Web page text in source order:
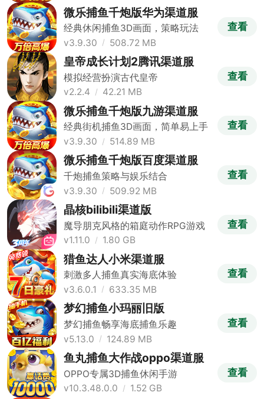
微乐捕鱼千炮版华为渠道服
经典休闲捕鱼3D画面，策略玩法
v3.9.30
508.72 MB
查看
皇帝成长计划2腾讯渠道服
模拟经营扮演古代皇帝
v2.2.4
42.21 MB
查看
微乐捕鱼千炮版九游渠道服
经典街机捕鱼3D画面，简单易上手
v3.9.30
514.89 MB
查看
微乐捕鱼千炮版百度渠道服
千炮捕鱼策略与娱乐结合
v3.9.30
509.92 MB
查看
晶核bilibili渠道版
魔导朋克风格的箱庭动作RPG游戏
v1.11.0
1.80 GB
查看
猎鱼达人小米渠道服
刺激多人捕鱼真实海底体验
v3.6.0.1
633.35 MB
查看
梦幻捕鱼小玛丽旧版
梦幻捕鱼畅享海底捕鱼乐趣
v5.13.0
124.89 MB
查看
鱼丸捕鱼大作战oppo渠道服
OPPO专属3D捕鱼休闲手游
v10.3.48.0.0
1.52 GB
查看